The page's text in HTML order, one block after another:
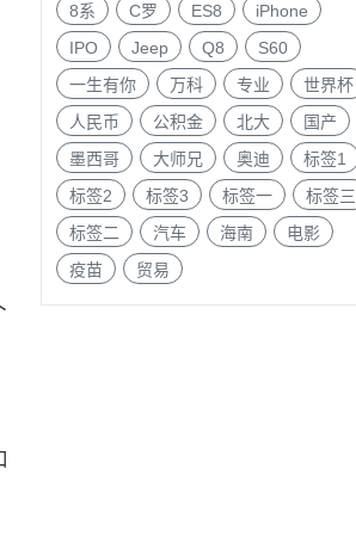
8系 C罗 ES8
iPhone
IPO
Jeep Q8
S60
一生有你
万科 专业
世界杯
人民币
公积金 北大
国产
墨西哥
大师兄 奥迪
标签1
标签2
标签3 标签一
标签三
标签二
汽车 海南
电影
疫苗
贸易